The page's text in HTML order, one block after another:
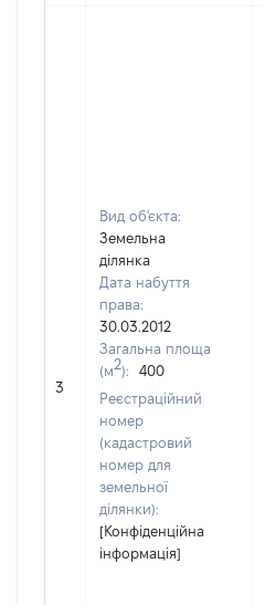
3
Вид об'єкта:
Земельна
ділянка
Дата набуття
права:
30.03.2012
Загальна площа
(м2):
400
Реєстраційний
номер
(кадастровий
номер для
земельної
ділянки):
[Конфіденційна
інформація]